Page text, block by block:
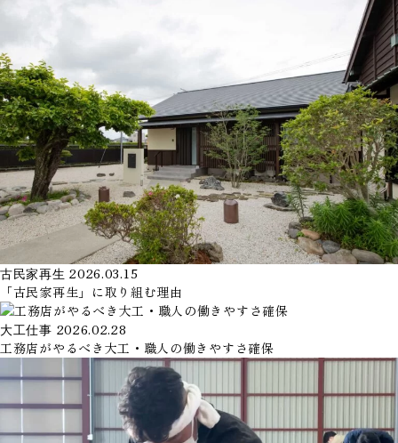
古民家再生2026.03.15
「古民家再生」に取り組む理由
大工仕事 2026.02.28
工務店がやるべき大工・職人の働きやすさ確保